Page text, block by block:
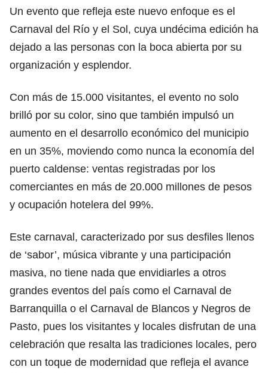
Un evento que refleja este nuevo enfoque es el
Carnaval del Río y el Sol, cuya undécima edición ha
dejado a las personas con la boca abierta por su
organización y esplendor.
Con más de 15.000 visitantes, el evento no solo
brilló por su color, sino que también impulsó un
aumento en el desarrollo económico del municipio
en un 35%, moviendo como nunca la economía del
puerto caldense: ventas registradas por los
comerciantes en más de 20.000 millones de pesos
y ocupación hotelera del 99%.
Este carnaval, caracterizado por sus desfiles llenos
de ‘sabor’, música vibrante y una participación
masiva, no tiene nada que envidiarles a otros
grandes eventos del país como el Carnaval de
Barranquilla o el Carnaval de Blancos y Negros de
Pasto, pues los visitantes y locales disfrutan de una
celebración que resalta las tradiciones locales, pero
con un toque de modernidad que refleja el avance